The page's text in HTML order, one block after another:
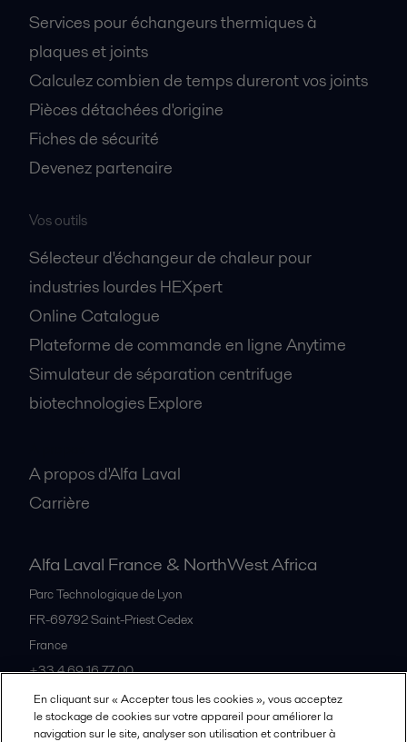
Services pour échangeurs thermiques à
plaques et joints
Calculez combien de temps dureront vos joints
Pièces détachées d'origine
Fiches de sécurité
Devenez partenaire
Vos outils
Sélecteur d'échangeur de chaleur pour
industries lourdes HEXpert
Online Catalogue
Plateforme de commande en ligne Anytime
Simulateur de séparation centrifuge
biotechnologies Explore
A propos d'Alfa Laval
Carrière
Alfa Laval France & NorthWest Africa
Parc Technologique de Lyon
FR-69792Saint-Priest Cedex
France
+33 4 69 16 77 00
Tous les bureaux et partenaires
En cliquant sur « Accepter tous les cookies », vous acceptez
le stockage de cookies sur votre appareil pour améliorer la
navigation sur le site, analyser son utilisation et contribuer à